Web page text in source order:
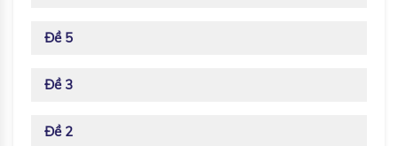
Đề 5
Đề 3
Đề 2